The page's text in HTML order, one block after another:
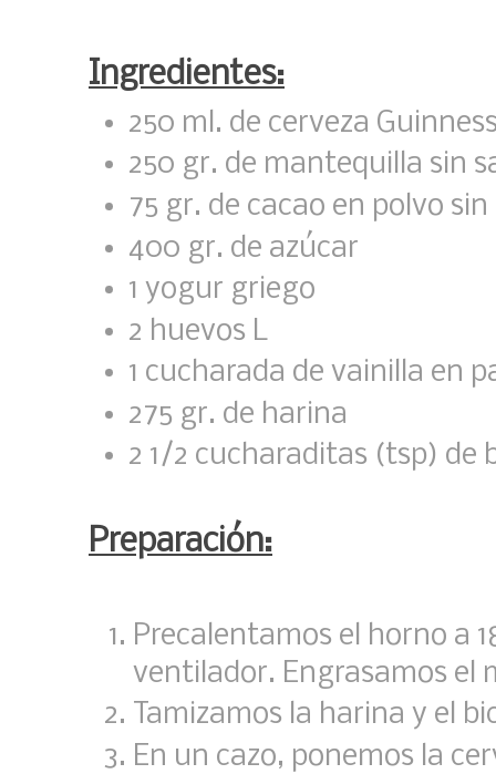
Ingredientes:
250 ml. de cerveza
250 gr. de mantequilla sin
75 gr. de cacao en polvo
400 gr. de azúcar
1 yogur griego
2 huevos L
1 cucharada de vainilla en
275 gr. de harina
2 1/2 cucharaditas (tsp) de
Preparación:
Precalentamos el horno a
ventilador. Engrasamos el
Tamizamos la harina y el
En un cazo, ponemos la